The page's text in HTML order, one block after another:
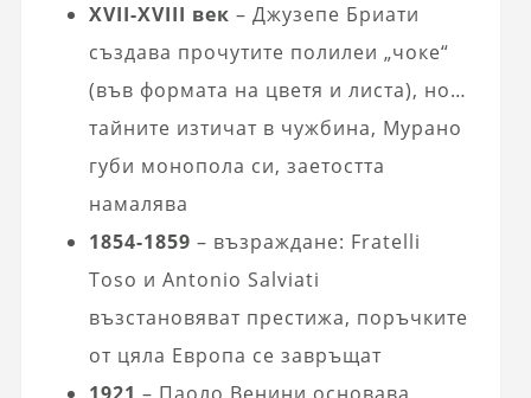
XVII-XVIII век – Джузепе Бриати
създава прочутите полилеи „чоке“
(във формата на цветя и листа), но…
тайните изтичат в чужбина, Мурано
губи монопола си, заетостта
намалява
1854-1859 – възраждане: Fratelli
Toso и Antonio Salviati
възстановяват престижа, поръчките
от цяла Европа се завръщат